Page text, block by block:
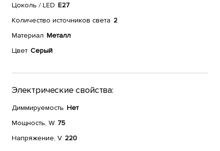
Цоколь / LED E27
Количество источников света 2
Материал Металл
Цвет Серый
Электрические свойства:
Диммируемость Нет
Мощность, W 75
Напряжение, V 220